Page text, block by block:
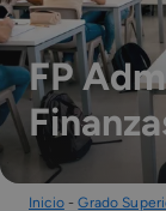
FP
Inicio-Grado